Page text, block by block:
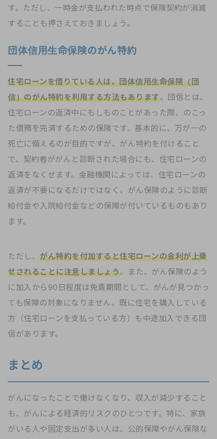
す。ただし、一時金が支払われた時点で保険契約が消滅
することも押さえておきましょう。
団体信用生命保険のがん特約
住宅ローンを借りている人は、団体信用生命保険（団
信）のがん特約を利用する方法もあります。団信とは、
住宅ローンの返済中にもしものことがあった際、のこっ
た債務を完済するための保険です。基本的に、万が一の
死亡に備えるのが目的ですが、がん特約を付けること
で、契約者ががんと診断された場合にも、住宅ローンの
返済をなくせます。金融機関によっては、住宅ローンの
返済が不要になるだけではなく、がん保険のように診断
給付金や入院給付金などの保障が付いているものもあり
ます。
ただし、 がん特約を付加すると住宅ローンの金利が上乗
せされることに注意しましょう。また、がん保険のよう
に加入から90日程度は免責期間として、がんが見つかっ
ても保障の対象になりません。既に住宅を購入している
方（住宅ローンを支払っている方）も中途加入できる団
信があります。
まとめ
がんになったことで働けなくなり、収入が減少すること
も、がんによる経済的リスクのひとつです。特に、家族
がいる人や固定支出が多い人は、公的保障やがん保険な